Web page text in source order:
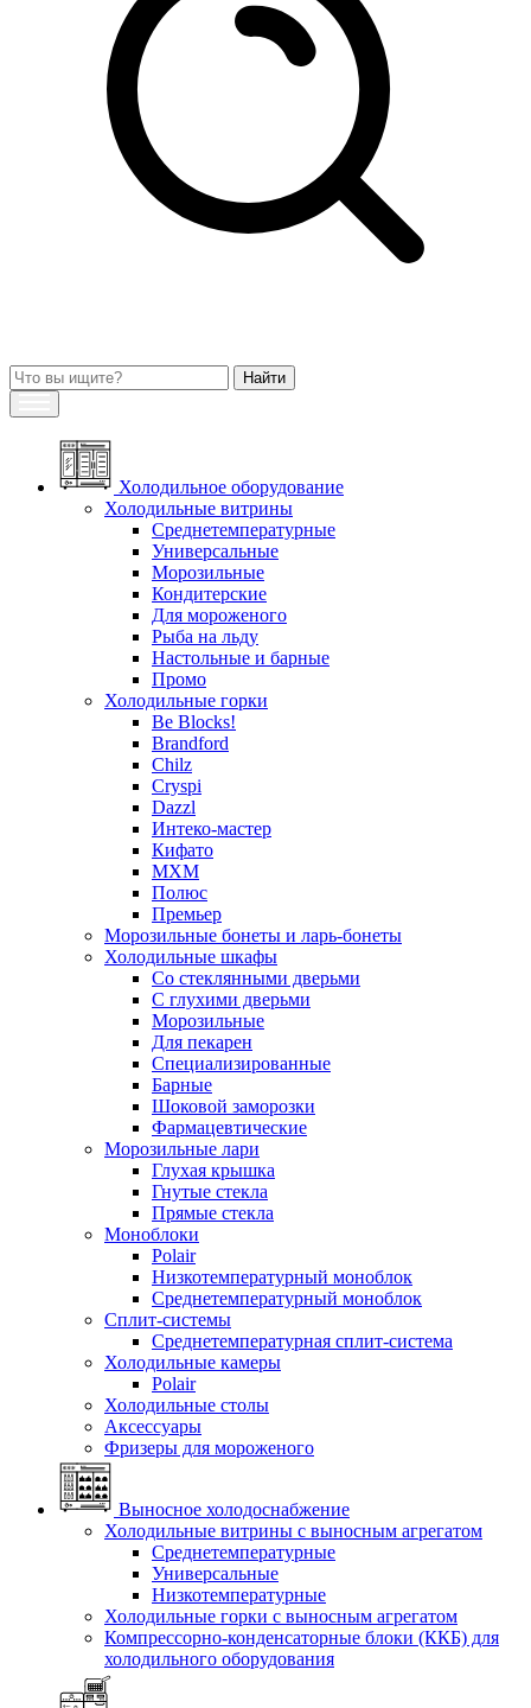
Холодильное оборудование
Холодильные витрины
Среднетемпературные
Универсальные
Морозильные
Кондитерские
Для мороженого
Рыба на льду
Настольные и барные
Промо
Холодильные горки
Be Blocks!
Brandford
Chilz
Cryspi
Dazzl
Интеко-мастер
Кифато
МХМ
Полюс
Премьер
Морозильные бонеты и ларь-бонеты
Холодильные шкафы
Со стеклянными дверьми
С глухими дверьми
Морозильные
Для пекарен
Специализированные
Барные
Шоковой заморозки
Фармацевтические
Морозильные лари
Глухая крышка
Гнутые стекла
Прямые стекла
Моноблоки
Polair
Низкотемпературный моноблок
Среднетемпературный моноблок
Сплит-системы
Среднетемпературная сплит-система
Холодильные камеры
Polair
Холодильные столы
Аксессуары
Фризеры для мороженого
Выносное холодоснабжение
Холодильные витрины с выносным агрегатом
Среднетемпературные
Универсальные
Низкотемпературные
Холодильные горки с выносным агрегатом
Компрессорно-конденсаторные блоки (ККБ) для
холодильного оборудования